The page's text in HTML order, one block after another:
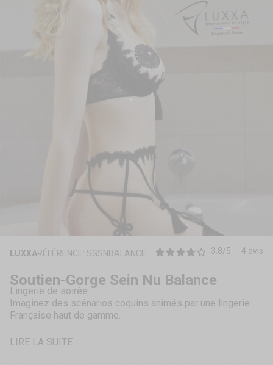
SUR
L'IMAGE
LUXXARÉFÉRENCE: SGSNBALANCE 3.8/5 - 4 avis
Soutien-Gorge Sein Nu Balance
Lingerie de soirée
Imaginez des scénarios coquins animés par une lingerie
Française haut de gamme.
LIRE LA SUITE